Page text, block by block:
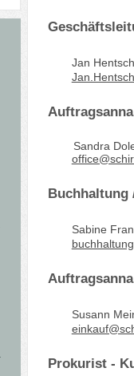
Jan
Sandra
Buchhaltung
Sabine
Susann
Prokurist -